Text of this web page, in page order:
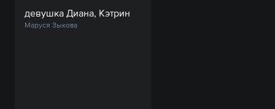
девушка Диана, Кэтрин
Маруся Зыкова